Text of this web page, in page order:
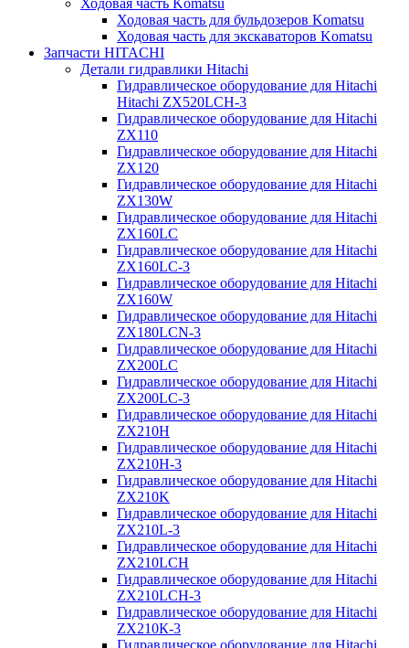
Ходовая часть Komatsu
Ходовая часть для бульдозеров Komatsu
Ходовая часть для экскаваторов Komatsu
Запчасти HITACHI
Детали гидравлики Hitachi
Гидравлическое оборудование для Hitachi
Hitachi ZX520LCH-3
Гидравлическое оборудование для Hitachi
ZX110
Гидравлическое оборудование для Hitachi
ZX120
Гидравлическое оборудование для Hitachi
ZX130W
Гидравлическое оборудование для Hitachi
ZX160LC
Гидравлическое оборудование для Hitachi
ZX160LC-3
Гидравлическое оборудование для Hitachi
ZX160W
Гидравлическое оборудование для Hitachi
ZX180LCN-3
Гидравлическое оборудование для Hitachi
ZX200LC
Гидравлическое оборудование для Hitachi
ZX200LC-3
Гидравлическое оборудование для Hitachi
ZX210H
Гидравлическое оборудование для Hitachi
ZX210H-3
Гидравлическое оборудование для Hitachi
ZX210K
Гидравлическое оборудование для Hitachi
ZX210L-3
Гидравлическое оборудование для Hitachi
ZX210LCH
Гидравлическое оборудование для Hitachi
ZX210LCH-3
Гидравлическое оборудование для Hitachi
ZX210К-3
Гидравлическое оборудование для Hitachi